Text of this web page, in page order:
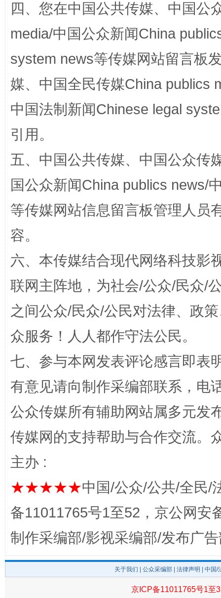
“蜀中异人”王建安的艺术幻境
完善运行机制助力责任有效落实 一纸欠
东山县通报“牛蛙产品抗生素超标问题” 法
千年窑火 生生不息 一
四、您在中国公共传媒、中国公
media/中国公众新闻China
system news等传媒网站留言板
媒、中国全民传媒China publics
中国法制新闻Chinese legal
引用。
五、中国公共传媒、中国公众传
国公众新闻China publics news/
等传媒网站信息留言板管理人员
容。
六、本传媒结合现代网络科技影
联网主阵地，为社会/公众/民众/
之间公众/民众/公民对法律、政
众服务！人人都作守法公民。
七、参与本网发表评论感言即表
有意见请向制作采编部联系，电
公众传媒所有辅助网站属多元发
传媒网的支持帮助与合作交流。
主办 :
★★★★★中国/公众/公共/全民/
备11011765号1至52，京公网安
制作采编部/影视采编部/发布广
关于我们 公众采编部 法律声明 | 中国
京ICP备11011765号1至